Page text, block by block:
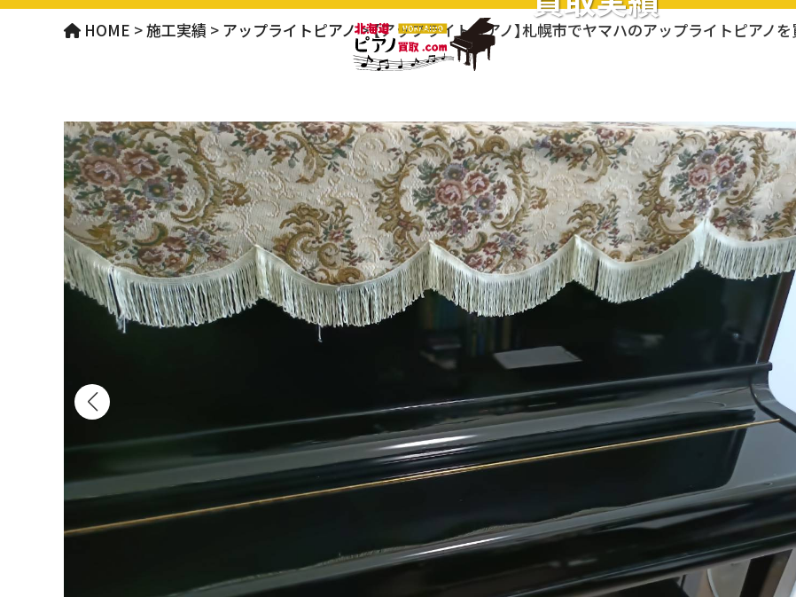
HOME >施工実績 > アップライトピアノ>【アップライトピアノ】札幌市でヤマハのアップライトピアノ